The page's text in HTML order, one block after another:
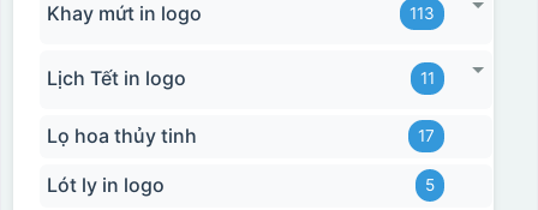
Khay mứt in logo 113
Lịch Tết in logo 11
Lọ hoa thủy tinh 17
Lót ly in logo 5